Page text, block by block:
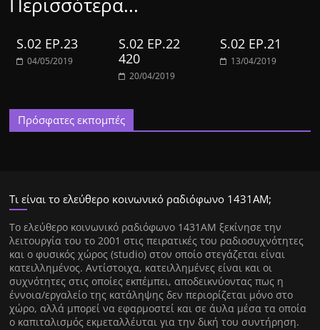
S.02 EP.23
04/05/2019
S.02 EP.22
420
20/04/2019
S.02 EP.21
13/04/2019
Πρόσφατες εκπομπές
Τι είναι το ελεύθερο κοινωνικό ραδιόφωνο 1431ΑΜ;
Tο ελεύθερο κοινωνικό ραδιόφωνο 1431AM ξεκίνησε την
λειτουργία του το 2001 στις πειρατικές του ραδιοσυχνότητες
και ο φυσικός χώρος (studio) στον οποίο στεγάζεται είναι
κατειλλημένος. Αντίστοιχα, κατειλλημένες είναι και οι
συχνότητες στις οποίες εκπέμπει, αποδεικνύοντας πως η
έννοια/εργαλείο της κατάληψης δεν περιορίζεται μόνο στο
χώρο, αλλά μπορεί να εφαρμοστεί και σε άυλα μέσα τα οποία
ο καπιταλισμός εκμεταλλέυται για την δική του συντήρηση.